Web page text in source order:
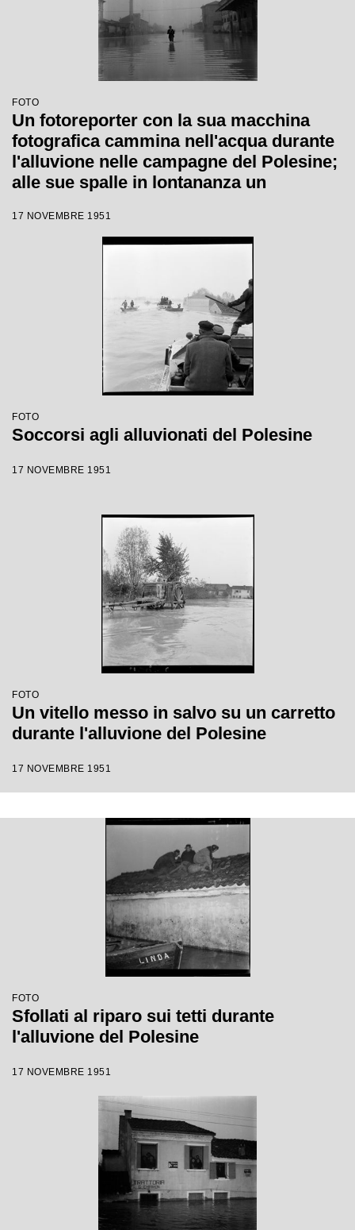
FOTO
Un fotoreporter con la sua macchina
fotografica cammina nell'acqua durante
l'alluvione nelle campagne del Polesine;
alle sue spalle in lontananza un
17 NOVEMBRE 1951
FOTO
Soccorsi agli alluvionati del Polesine
17 NOVEMBRE 1951
FOTO
Un vitello messo in salvo su un carretto
durante l'alluvione del Polesine
17 NOVEMBRE 1951
FOTO
Sfollati al riparo sui tetti durante
l'alluvione del Polesine
17 NOVEMBRE 1951